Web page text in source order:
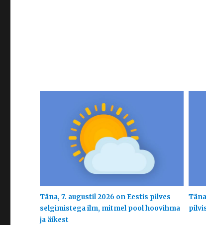
Täna, 7. augustil 2026 on Eestis pilves
selgimistega ilm, mitmel pool hoovihma
ja äikest